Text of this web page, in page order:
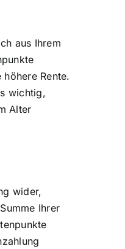
aus Ihrem
Rente.
wichtig,
Alter
wider,
Ihrer